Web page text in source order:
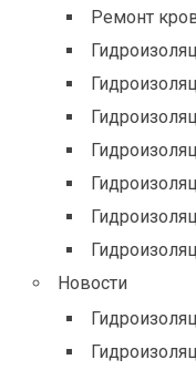
Ремонт
Новости